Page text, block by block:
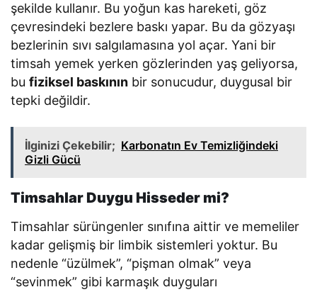
şekilde kullanır. Bu yoğun kas hareketi, göz
çevresindeki bezlere baskı yapar. Bu da gözyaşı
bezlerinin sıvı salgılamasına yol açar. Yani bir
timsah yemek yerken gözlerinden yaş geliyorsa,
bufiziksel baskının bir sonucudur, duygusal bir
tepki değildir.
İlginizi Çekebilir; Karbonatın Ev Temizliğindeki
Gizli Gücü
Timsahlar Duygu Hisseder mi?
Timsahlar sürüngenler sınıfına aittir ve memeliler
kadar gelişmiş bir limbik sistemleri yoktur. Bu
nedenle “üzülmek”, “pişman olmak” veya
“sevinmek” gibi karmaşık duyguları